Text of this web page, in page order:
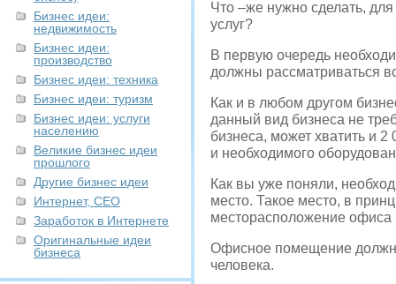
Бизнес идеи:
недвижимость
Бизнес идеи:
производство
Бизнес идеи: техника
Бизнес идеи: туризм
Бизнес идеи: услуги
населению
Великие бизнес идеи
прошлого
Другие бизнес идеи
Интернет, СЕО
Заработок в Интернете
Оригинальные идеи
бизнеса
Что –же нужно сделать,
услуг?
В первую очередь
должны рассматриваться
Как и в любом другом
данный вид бизнеса не
бизнеса, может хватить и
и необходимого
Как вы уже поняли,
место. Такое место, в
месторасположение офиса
Офисное помещение
человека.